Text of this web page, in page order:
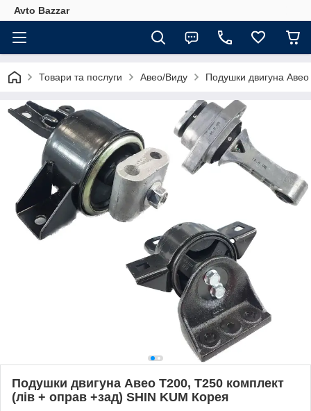
Avto Bazzar
Товари та послуги Авео/Виду Подушки двигуна
Подушки двигуна Авео Т200, Т250 комплект
(лів + оправ +зад) SHIN KUM Корея